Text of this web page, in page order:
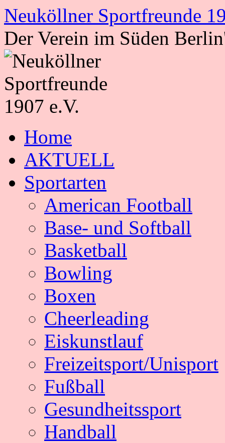
Zum
Inhalt
springen
Neuköllner Sportfreunde
Der Verein im Süden
Home
AKTUELL
Sportarten
American Football
Base- und Softball
Basketball
Bowling
Boxen
Cheerleading
Eiskunstlauf
Freizeitsport/Unisport
Fußball
Gesundheitssport
Handball